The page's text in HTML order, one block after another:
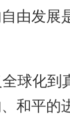
由发展
球化到
和平的